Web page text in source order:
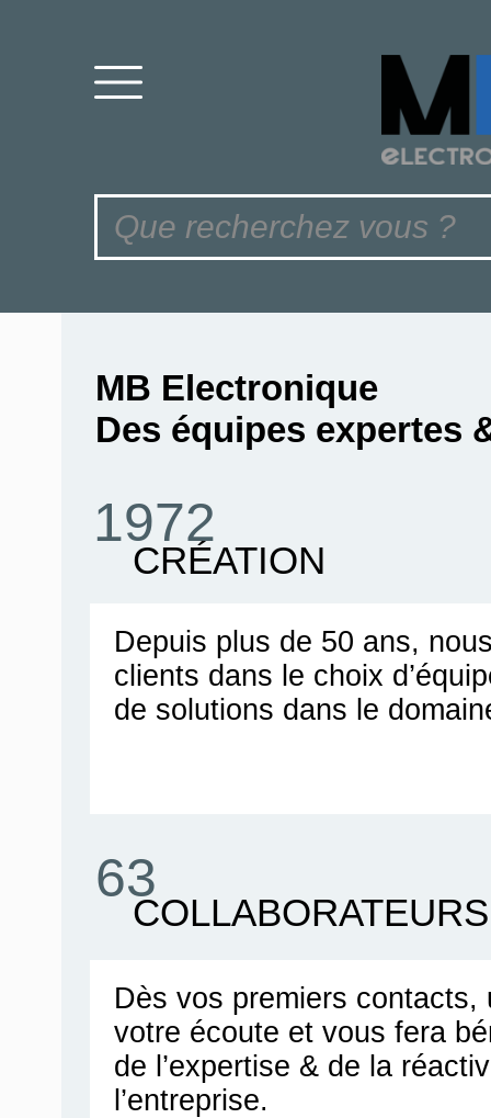
1972
MB Electronique
Des équipes expertes
63
CRÉATION
COLLABORATEURS
Dès vos premiers contacts,
votre écoute et vous fera
de l’expertise & de la
l’entreprise.
Depuis plus de 50 ans,
clients dans le choix
de solutions dans le